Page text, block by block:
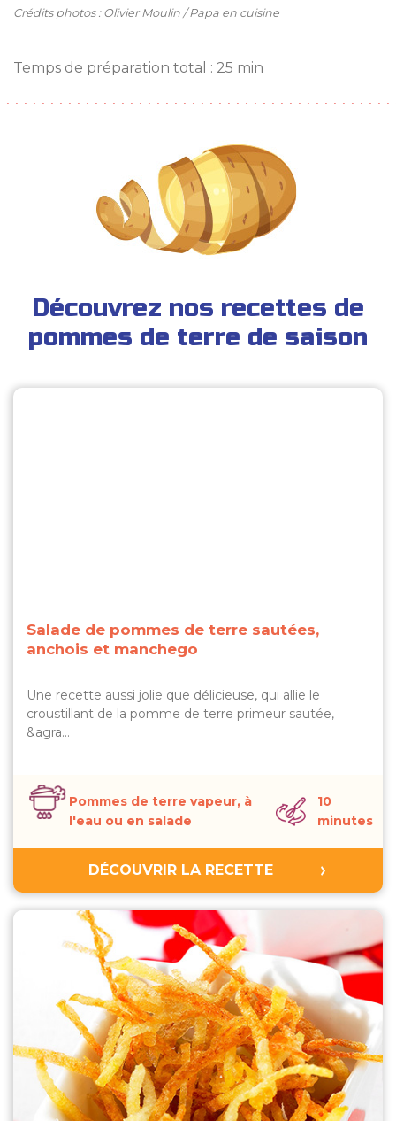
Crédits photos : Olivier Moulin / Papa en cuisine
Temps de préparation total : 25 min
Découvrez nos recettes de
pommes de terre de saison
Salade de pommes de terre sautées,
anchois et manchego
Une recette aussi jolie que délicieuse, qui allie le
croustillant de la pomme de terre primeur sautée,
&agra…
Pommes de terre vapeur, à
l'eau ou en salade
10
minutes
DÉCOUVRIR LA RECETTE